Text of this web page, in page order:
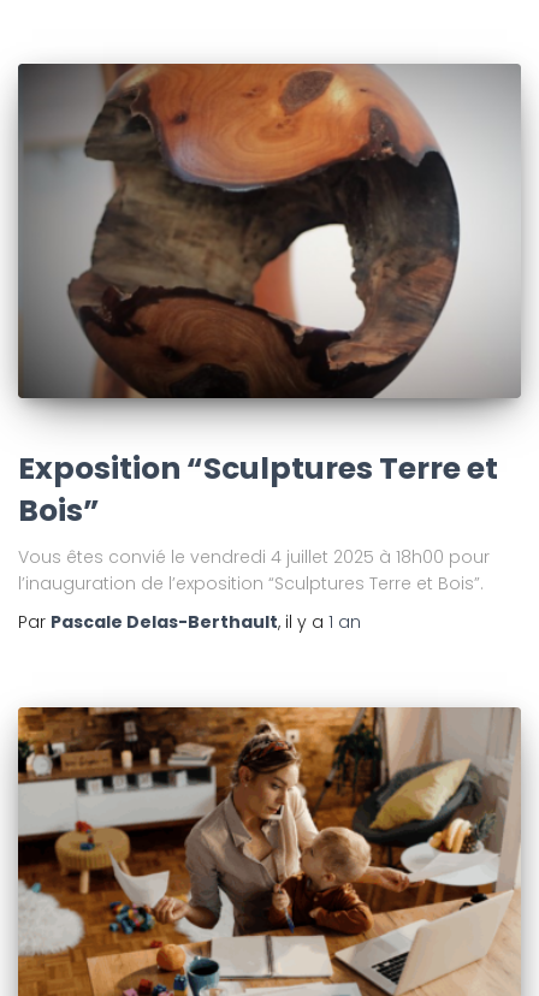
Exposition “Sculptures Terre et
Bois”
Vous êtes convié le vendredi 4 juillet 2025 à 18h00 pour
l’inauguration de l’exposition “Sculptures Terre et Bois”.
Par Pascale Delas-Berthault, il y a 1 an